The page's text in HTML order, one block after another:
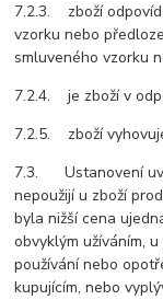
7.2.3. zboží
vzorku nebo
smluveného vzorku
7.2.4. je zboží v
7.2.5. zboží
7.3. Ustanovení
nepoužijí u zboží
byla nižší cena
obvyklým užíváním,
používání nebo
kupujícím, nebo